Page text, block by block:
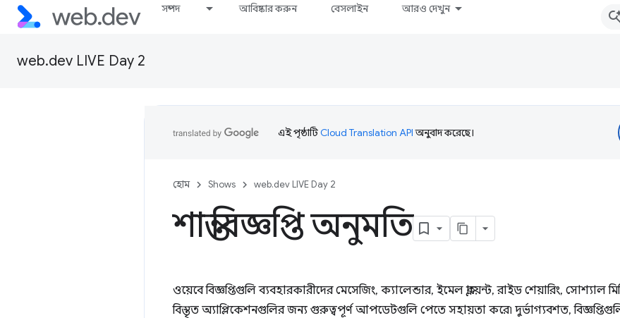
সম্পদ আবিষ্কার করুন বেসলাইন আরও দেখুন
web.dev LIVE Day 2
এই পৃষ্ঠাটিCloud Translation APIঅনুবাদ করেছে।
হোম Shows web.dev LIVE Day 2
শান্ত বিজ্ঞপ্তি অনুমতি
ওয়েবে বিজ্ঞপ্তিগুলি ব্যবহারকারীদের মেসেজিং, ক্যালেন্ডার, ইমেল ক্লায়েন্ট, রাইড শেয়ারিং, সোশ্যাল
বিস্তৃত অ্যাপ্লিকেশনগুলির জন্য গুরুত্বপূর্ণ আপডেটগুলি পেতে সহায়তা করে৷ দুর্ভাগ্যবশত,